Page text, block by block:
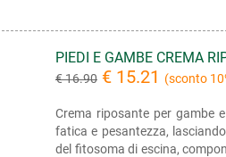
PIEDI E GAMBE CREMA
€ 16.90 € 15.21 (sconto
Crema riposante per gambe
fatica e pesantezza,
del fitosoma di escina,